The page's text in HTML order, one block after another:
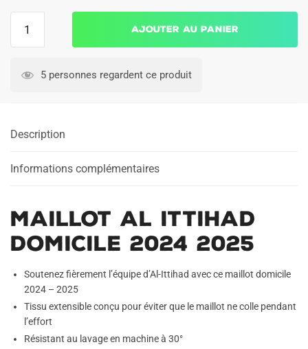
2025
Ajouter au panier
5 personnes regardent ce produit
Description
Informations complémentaires
Maillot Al Ittihad
Domicile 2024 2025
Soutenez fièrement l’équipe d’Al-Ittihad avec ce maillot domicile
2024 – 2025
Tissu extensible conçu pour éviter que le maillot ne colle pendant
l’effort
Résistant au lavage en machine à 30°